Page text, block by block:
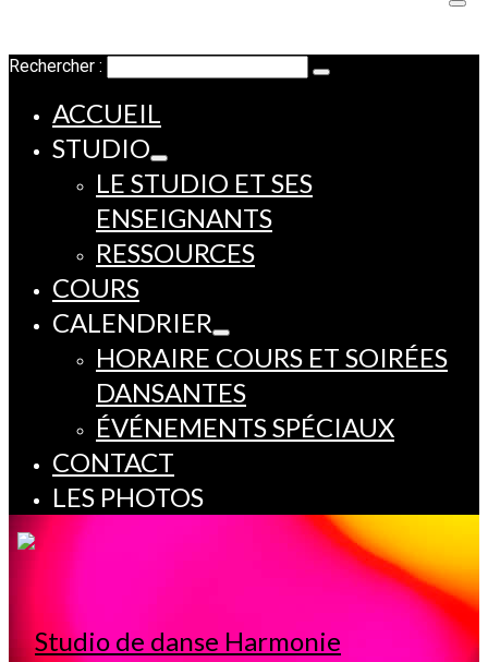
Rechercher :
ACCUEIL
STUDIO
LE STUDIO ET SES
ENSEIGNANTS
RESSOURCES
COURS
CALENDRIER
HORAIRE COURS ET SOIRÉES
DANSANTES
ÉVÉNEMENTS SPÉCIAUX
CONTACT
LES PHOTOS